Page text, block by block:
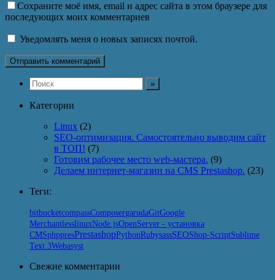
Сохраните моё имя, email и адрес сайта в этом браузере для
последующих моих комментариев
Уведомлять меня о новых записях почтой.
Категории
Linux (2)
SEO-оптимизация. Самостоятельно выводим сайт
в ТОП! (7)
Готовим рабочее место web-мастера. (9)
Делаем интернет-магазин на CMS Prestashop. (23)
Теги:
bitbucketcompassComposergarudaGitGoogle
MerchantlesslinuxNode.jsOpenServer - установка
CMSphppresPrestashopPythonRubysassSEOShop-ScriptSublime
Text 3Webasyst
Свежие комментарии